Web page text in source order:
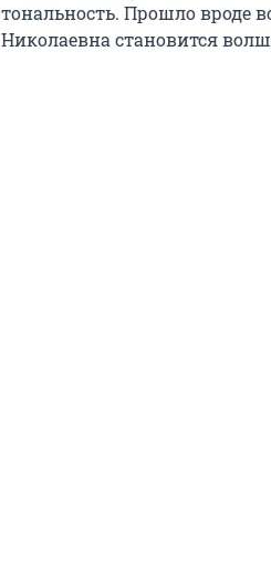
тональность. Прошло вроде
Николаевна становится